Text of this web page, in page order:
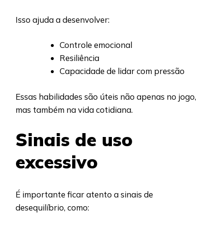
Isso ajuda a desenvolver:
Controle emocional
Resiliência
Capacidade de lidar com pressão
Essas habilidades são úteis não apenas no jogo,
mas também na vida cotidiana.
Sinais de uso
excessivo
É importante ficar atento a sinais de
desequilíbrio, como: